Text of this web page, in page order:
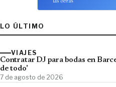
LO ÚLTIMO
VIAJES
Contratar DJ para bodas en
de todo'
7 de agosto de 2026